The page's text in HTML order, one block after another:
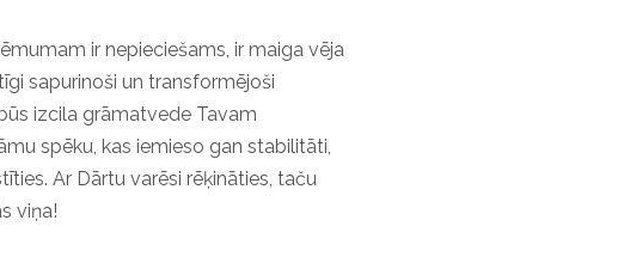
ir nepieciešams, ir maiga vēja
sapurinoši un transformējoši
izcila grāmatvede Tavam
spēku, kas iemieso gan stabilitāti,
Ar Dārtu varēsi rēķināties, taču
viņa!